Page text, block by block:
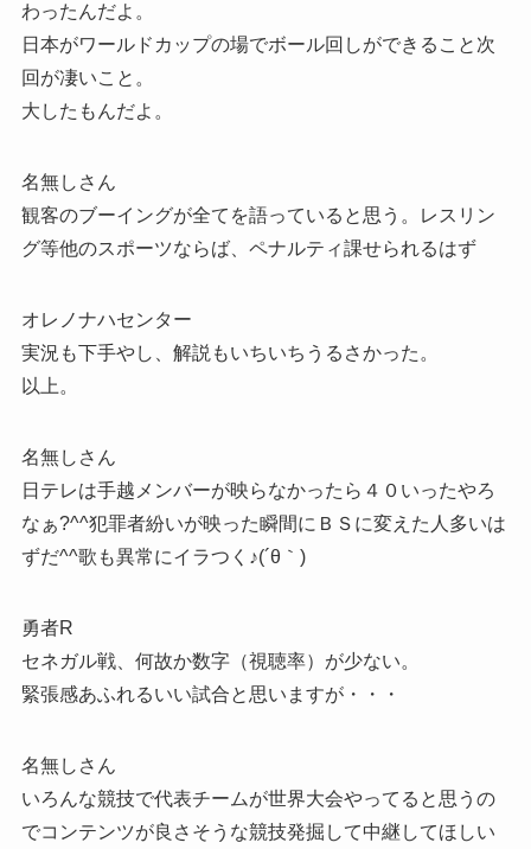
わったんだよ。
日本がワールドカップの場でボール回しができること次
回が凄いこと。
大したもんだよ。
名無しさん
観客のブーイングが全てを語っていると思う。レスリン
グ等他のスポーツならば、ペナルティ課せられるはず
オレノナハセンター
実況も下手やし、解説もいちいちうるさかった。
以上。
名無しさん
日テレは手越メンバーが映らなかったら４０いったやろ
なぁ?^^犯罪者紛いが映った瞬間にＢＳに変えた人多いは
ずだ^^歌も異常にイラつく♪(´θ｀)
勇者R
セネガル戦、何故か数字（視聴率）が少ない。
緊張感あふれるいい試合と思いますが・・・
名無しさん
いろんな競技で代表チームが世界大会やってると思うの
でコンテンツが良さそうな競技発掘して中継してほしい